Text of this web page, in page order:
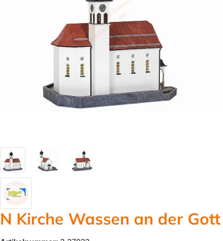
N Kirche Wassen an der Gott